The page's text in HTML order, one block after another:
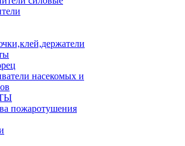
насекомых и
пожаротушения